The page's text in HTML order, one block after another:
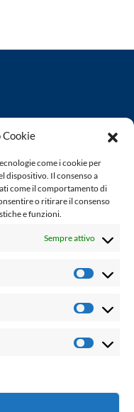
Cookie
come i cookie per
dispositivo. Il consenso a
come il comportamento di
o ritirare il consenso
e funzioni.
Sempre attivo
Luperini
giornalistica in
periodicità. Non può
è responsabile per
Leto